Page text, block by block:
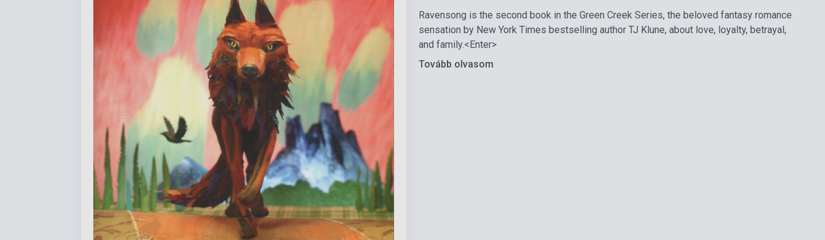
Ravensong is the second book in the Green Creek Series, the beloved fantasy romance
sensation by New York Times bestselling author TJ Klune, about love, loyalty, betrayal,
and family.<Enter>
Tovább olvasom